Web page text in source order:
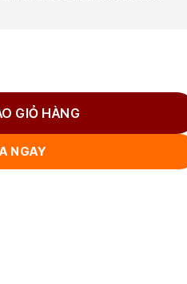
GIỎ HÀNG
NGAY